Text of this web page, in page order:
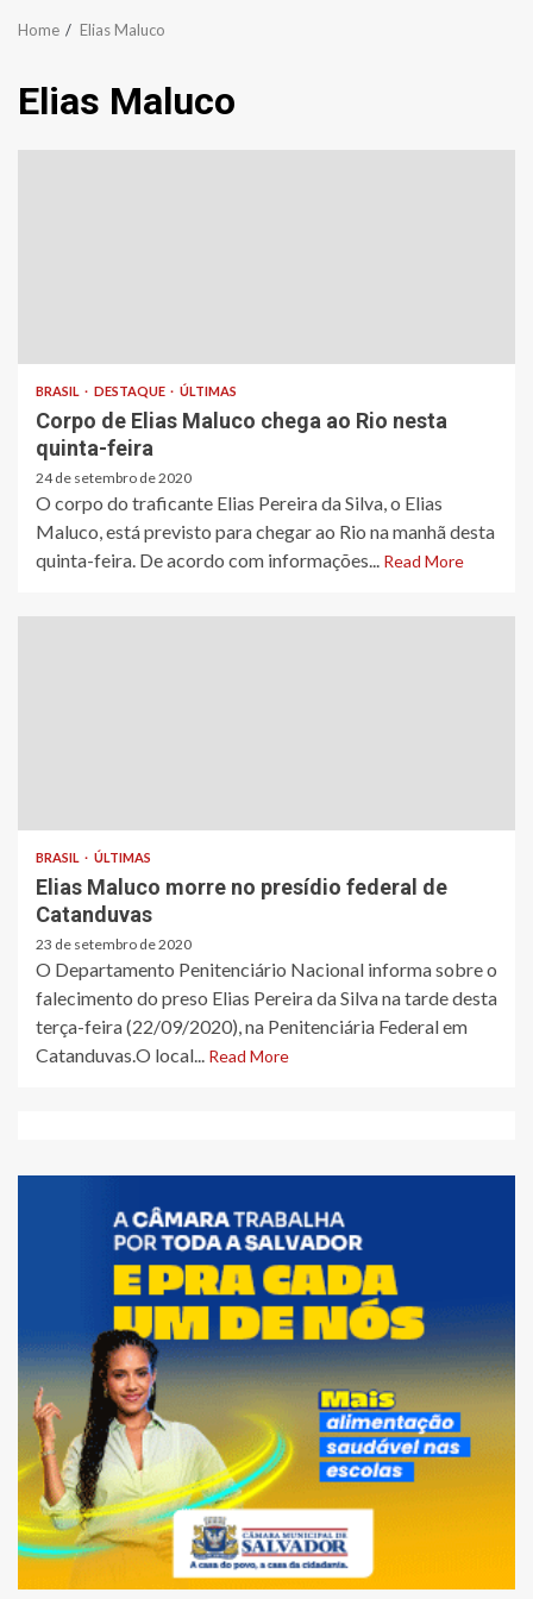
Home Elias Maluco
Elias Maluco
BRASIL DESTAQUE ÚLTIMAS
Corpo de Elias Maluco chega ao Rio nesta
quinta-feira
24 de setembro de 2020
O corpo do traficante Elias Pereira da Silva, o Elias
Maluco, está previsto para chegar ao Rio na manhã desta
quinta-feira. De acordo com informações... Read More
BRASIL ÚLTIMAS
Elias Maluco morre no presídio federal de
Catanduvas
23 de setembro de 2020
O Departamento Penitenciário Nacional informa sobre o
falecimento do preso Elias Pereira da Silva na tarde desta
terça-feira (22/09/2020), na Penitenciária Federal em
Catanduvas.O local... Read More